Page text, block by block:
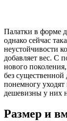
Палатки в форме
однако сейчас
неустойчивости
добавляет вес. С
нового
без
понемногу
дешевизны у них
Размер и